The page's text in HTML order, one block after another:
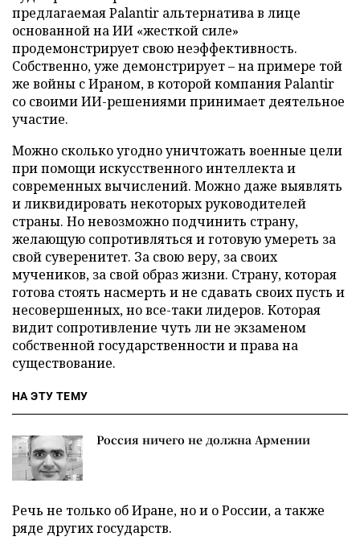
предлагаемая Palantir альтернатива в лице
основанной на ИИ «жесткой силе»
продемонстрирует свою неэффективность.
Собственно, уже демонстрирует – на примере той
же войны с Ираном, в которой компания Palantir
со своими ИИ-решениями принимает деятельное
участие.
Можно сколько угодно уничтожать военные цели
при помощи искусственного интеллекта и
современных вычислений. Можно даже выявлять
и ликвидировать некоторых руководителей
страны. Но невозможно подчинить страну,
желающую сопротивляться и готовую умереть за
свой суверенитет. За свою веру, за своих
мучеников, за свой образ жизни. Страну, которая
готова стоять насмерть и не сдавать своих пусть и
несовершенных, но все-таки лидеров. Которая
видит сопротивление чуть ли не экзаменом
собственной государственности и права на
существование.
НА ЭТУ ТЕМУ
Россия ничего не должна Армении
Речь не только об Иране, но и о России, а также
ряде других государств.